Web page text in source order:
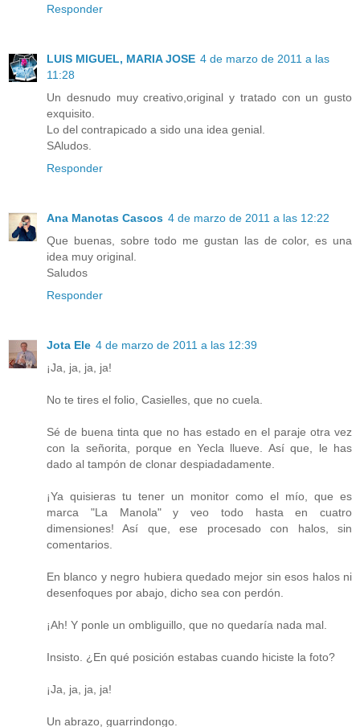
Responder
LUIS MIGUEL, MARIA JOSE 4 de marzo de 2011 a las
11:28
Un desnudo muy creativo,original y tratado con un gusto
exquisito.
Lo del contrapicado a sido una idea genial.
SAludos.
Responder
Ana Manotas Cascos 4 de marzo de 2011 a las 12:22
Que buenas, sobre todo me gustan las de color, es una
idea muy original.
Saludos
Responder
Jota Ele 4 de marzo de 2011 a las 12:39
¡Ja, ja, ja, ja!
No te tires el folio, Casielles, que no cuela.
Sé de buena tinta que no has estado en el paraje otra vez
con la señorita, porque en Yecla llueve. Así que, le has
dado al tampón de clonar despiadadamente.
¡Ya quisieras tu tener un monitor como el mío, que es
marca "La Manola" y veo todo hasta en cuatro
dimensiones! Así que, ese procesado con halos, sin
comentarios.
En blanco y negro hubiera quedado mejor sin esos halos ni
desenfoques por abajo, dicho sea con perdón.
¡Ah! Y ponle un ombliguillo, que no quedaría nada mal.
Insisto. ¿En qué posición estabas cuando hiciste la foto?
¡Ja, ja, ja, ja!
Un abrazo, guarrindongo.